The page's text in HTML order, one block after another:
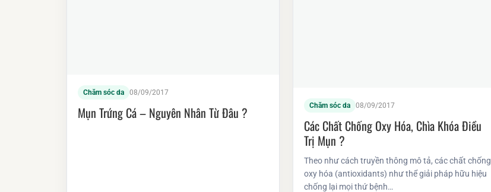
Chăm sóc da 08/09/2017
Mụn Trứng Cá – Nguyên Nhân Từ Đâu ? Chăm sóc da 08/09/2017
Các Chất Chống Oxy Hóa, Chìa Khóa Điều
Trị Mụn ?
Theo như cách truyền thông mô tả, các chất chống
oxy hóa (antioxidants) như thể giải pháp hữu hiệu
chống lại mọi thứ bệnh…